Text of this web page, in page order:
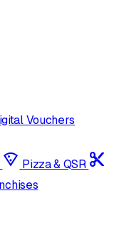
Vouchers
local_pizza Pizza & QSR content_cut